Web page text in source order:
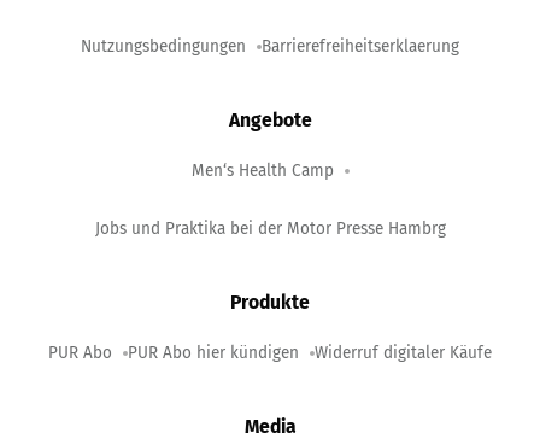
Nutzungsbedingungen Barrierefreiheitserklaerung
Angebote
Men‘s Health Camp
Jobs und Praktika bei der Motor Presse Hambrg
Produkte
PUR Abo PUR Abo hier kündigen Widerruf digitaler Käufe
Media